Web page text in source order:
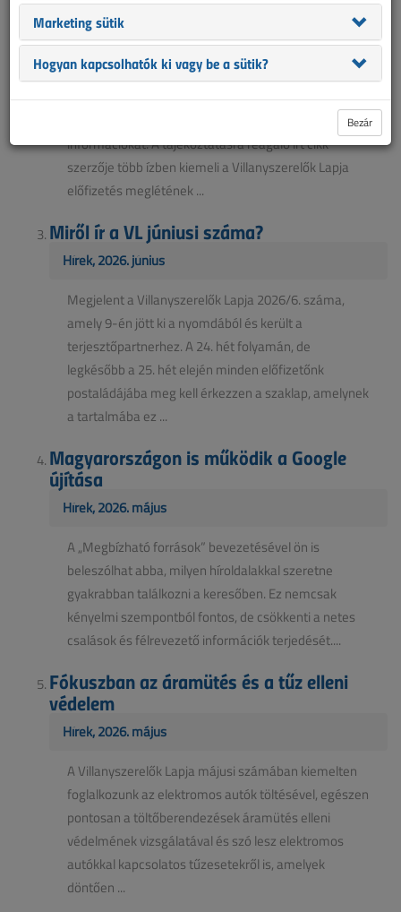
Hírek, 2026. július
A Magyar Hang közadatigénylést nyújtott be a
Szerencsejáték Zrt-hez, amelyben a cég
információkat. A tájékoztatásra reagáló írt cikk
szerzője több ízben kiemeli a Villanyszerelők Lapja
előfizetés meglétének ...
Miről ír a VL júniusi száma?
Hírek, 2026. június
Megjelent a Villanyszerelők Lapja 2026/6. száma,
amely 9-én jött ki a nyomdából és került a
terjesztőpartnerhez. A 24. hét folyamán, de
legkésőbb a 25. hét elején minden előfizetőnk
postaládájába meg kell érkezzen a szaklap, amelynek
a tartalmába ez ...
Magyarországon is működik a Google
újítása
Hírek, 2026. május
A „Megbízható források” bevezetésével ön is
beleszólhat abba, milyen híroldalakkal szeretne
gyakrabban találkozni a keresőben. Ez nemcsak
kényelmi szempontból fontos, de csökkenti a netes
csalások és félrevezető információk terjedését....
Fókuszban az áramütés és a tűz elleni
védelem
Hírek, 2026. május
A Villanyszerelők Lapja májusi számában kiemelten
foglalkozunk az elektromos autók töltésével, egészen
pontosan a töltőberendezések áramütés elleni
védelmének vizsgálatával és szó lesz elektromos
autókkal kapcsolatos tűzesetekről is, amelyek
döntően ...
Marketing sütik
Hogyan kapcsolhatók ki vagy be a sütik?
Bezár